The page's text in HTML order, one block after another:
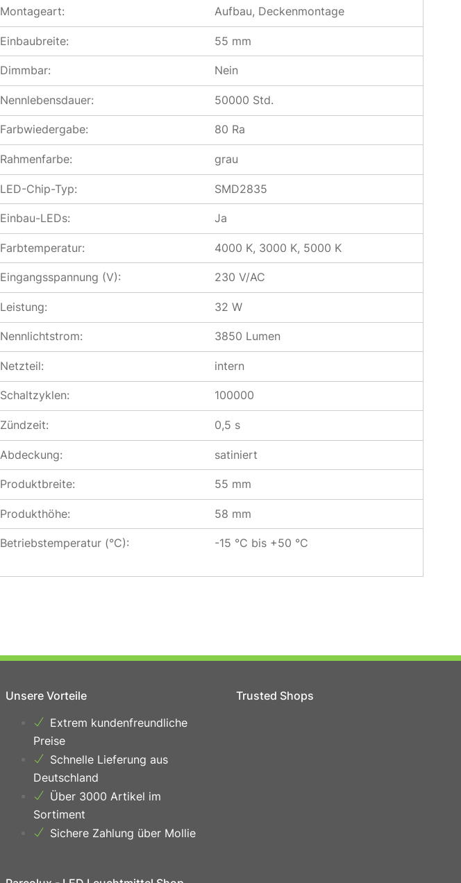
Montageart: Aufbau, Deckenmontage
Einbaubreite: 55 mm
Dimmbar: Nein
Nennlebensdauer: 50000 Std.
Farbwiedergabe: 80 Ra
Rahmenfarbe: grau
LED-Chip-Typ: SMD2835
Einbau-LEDs: Ja
Farbtemperatur: 4000 K, 3000 K, 5000 K
Eingangsspannung (V): 230 V/AC
Leistung: 32 W
Nennlichtstrom: 3850 Lumen
Netzteil: intern
Schaltzyklen: 100000
Zündzeit: 0,5 s
Abdeckung: satiniert
Produktbreite: 55 mm
Produkthöhe: 58 mm
Betriebstemperatur (°C): -15 °C bis +50 °C
Unsere Vorteile
Extrem kundenfreundliche
Preise
Schnelle Lieferung aus
Deutschland
Über 3000 Artikel im
Sortiment
Sichere Zahlung über Mollie
Trusted Shops